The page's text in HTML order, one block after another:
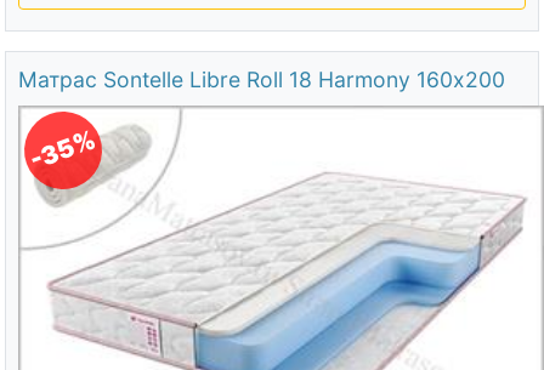
Матрас Sontelle Libre Roll 18 Harmony 160х200
-35%